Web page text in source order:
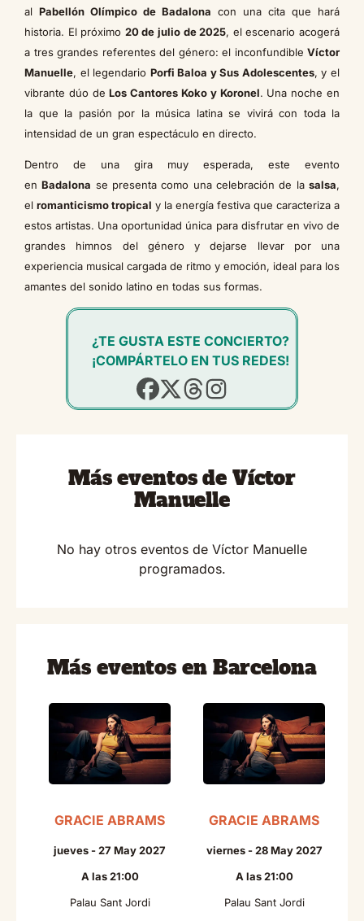
al Pabellón Olímpico de Badalona con una cita que hará
historia. El próximo 20 de julio de 2025, el escenario acogerá
a tres grandes referentes del género: el inconfundible Víctor
Manuelle, el legendario Porfi Baloa y Sus Adolescentes, y el
vibrante dúo deLos Cantores Koko y Koronel. Una noche en
la que la pasión por la música latina se vivirá con toda la
intensidad de un gran espectáculo en directo.
Dentro de una gira muy esperada, este evento
enBadalona se presenta como una celebración de lasalsa,
el romanticismo tropical y la energía festiva que caracteriza a
estos artistas. Una oportunidad única para disfrutar en vivo de
grandes himnos del género y dejarse llevar por una
experiencia musical cargada de ritmo y emoción, ideal para los
amantes del sonido latino en todas sus formas.
¿TE GUSTA ESTE CONCIERTO?
¡COMPÁRTELO EN TUS REDES!
Más eventos de Víctor
Manuelle
No hay otros eventos de Víctor Manuelle
programados.
Más eventos en Barcelona
GRACIE ABRAMS
jueves - 27 May 2027
A las 21:00
Palau Sant Jordi
GRACIE ABRAMS
viernes - 28 May 2027
A las 21:00
Palau Sant Jordi